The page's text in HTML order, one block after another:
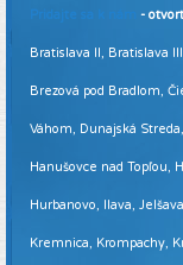
Pridajte sa k nám -
Bratislava II, Bratislava
Brezová pod Bradlom,
Váhom, Dunajská
Hanušovce nad Topľou,
Hurbanovo, Ilava,
Kremnica, Krompachy,